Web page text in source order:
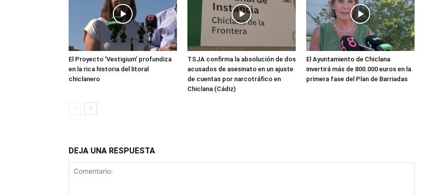
El Proyecto ‘Vestigium’ profundiza
en la rica historia del litoral
chiclanero
TSJA confirma la absolución de dos
acusados de asesinato en un ajuste
de cuentas por narcotráfico en
Chiclana (Cádiz)
El Ayuntamiento de Chiclana
invertirá más de 800.000 euros en la
primera fase del Plan de Barriadas
DEJA UNA RESPUESTA